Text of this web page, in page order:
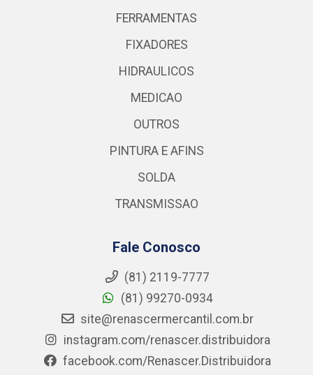
FERRAMENTAS
FIXADORES
HIDRAULICOS
MEDICAO
OUTROS
PINTURA E AFINS
SOLDA
TRANSMISSAO
Fale Conosco
(81) 2119-7777
(81) 99270-0934
site@renascermercantil.com.br
instagram.com/renascer.distribuidora
facebook.com/Renascer.Distribuidora